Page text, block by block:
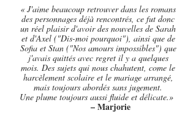
« J'aime beaucoup retrouver dans les romans
des personnages déjà rencontrés, ce fut donc
un réel plaisir d'avoir des nouvelles de Sarah
et d'Axel ("Dis-moi pourquoi"), ainsi que de
Sofia et Stan ("Nos amours impossibles") que
j'avais quittés avec regret il y a quelques
mois. Des sujets qui nous chahutent, come le
harcèlement scolaire et le mariage arrangé,
mais toujours abordés sans jugement.
Une plume toujours aussi fluide et délicate.»
– Marjorie